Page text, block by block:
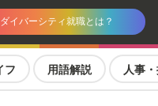
ダイバーシティ就職とは？
フ 用語解説 人事